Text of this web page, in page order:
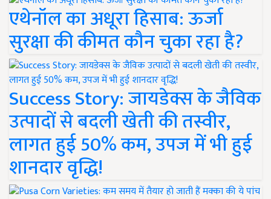
एथेनॉल का अधूरा हिसाब: ऊर्जा
सुरक्षा की कीमत कौन चुका रहा है?
Success Story: जायडेक्स के जैविक
उत्पादों से बदली खेती की तस्वीर,
लागत हुई 50% कम, उपज में भी हुई
शानदार वृद्धि!